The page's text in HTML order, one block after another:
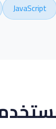
JavaScript